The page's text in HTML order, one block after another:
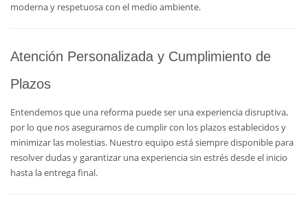
moderna y respetuosa con el medio ambiente.
Atención Personalizada y Cumplimiento de
Plazos
Entendemos que una reforma puede ser una experiencia disruptiva,
por lo que nos aseguramos de cumplir con los plazos establecidos y
minimizar las molestias. Nuestro equipo está siempre disponible para
resolver dudas y garantizar una experiencia sin estrés desde el inicio
hasta la entrega final.